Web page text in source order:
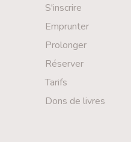
S'inscrire
Emprunter
Prolonger
Réserver
Tarifs
Dons de livres